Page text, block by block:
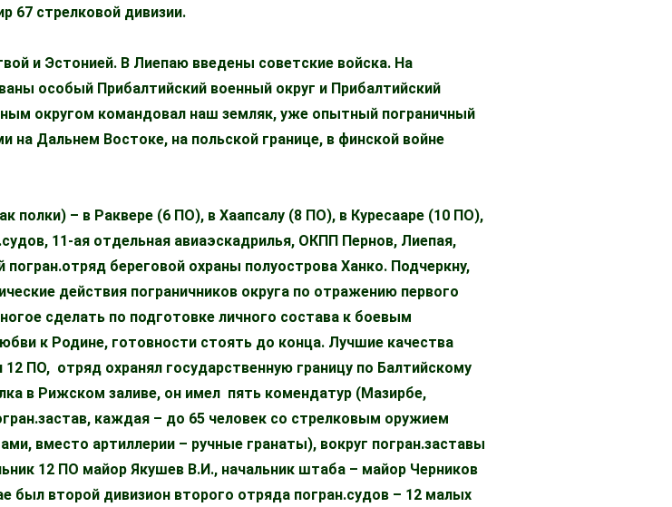
67 стрелковой дивизии.
и Эстонией. В Лиепаю введены советские войска. На
особый Прибалтийский военный округ и Прибалтийский
округом командовал наш земляк, уже опытный пограничный
Дальнем Востоке, на польской границе, в финской войне
полки) – в Раквере (6 ПО), в Хаапсалу (8 ПО), в Куресааре (10 ПО),
11-ая отдельная авиаэскадрилья, ОКПП Пернов, Лиепая,
береговой охраны полуострова Ханко. Подчеркну,
действия пограничников округа по отражению первого
сделать по подготовке личного состава к боевым
к Родине, готовности стоять до конца. Лучшие качества
ПО, отряд охранял государственную границу по Балтийскому
в Рижском заливе, он имел пять комендатур (Мазирбе,
каждая – до 65 человек со стрелковым оружием
вместо артиллерии – ручные гранаты), вокруг погран.заставы
12 ПО майор Якушев В.И., начальник штаба – майор Черников
был второй дивизион второго отряда погран.судов – 12 малых